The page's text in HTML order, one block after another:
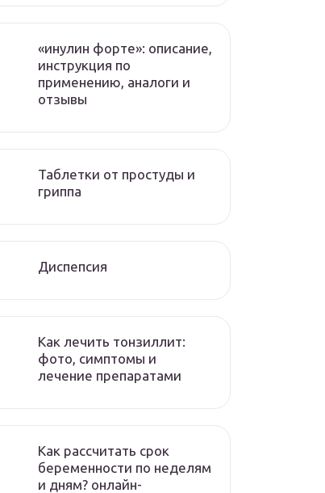
«инулин форте»: описание,
инструкция по
применению, аналоги и
отзывы
Таблетки от простуды и
гриппа
Диспепсия
Как лечить тонзиллит:
фото, симптомы и
лечение препаратами
Как рассчитать срок
беременности по неделям
и дням? онлайн-